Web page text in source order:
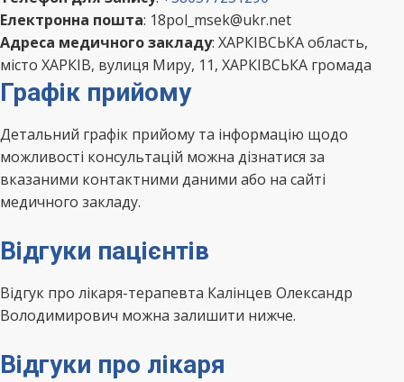
Електронна пошта: 18pol_msek@ukr.net
Адреса медичного закладу: ХАРКІВСЬКА область,
місто ХАРКІВ, вулиця Миру, 11, ХАРКІВСЬКА громада
Графік прийому
Детальний графік прийому та інформацію щодо
можливості консультацій можна дізнатися за
вказаними контактними даними або на сайті
медичного закладу.
Відгуки пацієнтів
Відгук про лікаря-терапевта Калінцев Олександр
Володимирович можна залишити нижче.
Відгуки про лікаря